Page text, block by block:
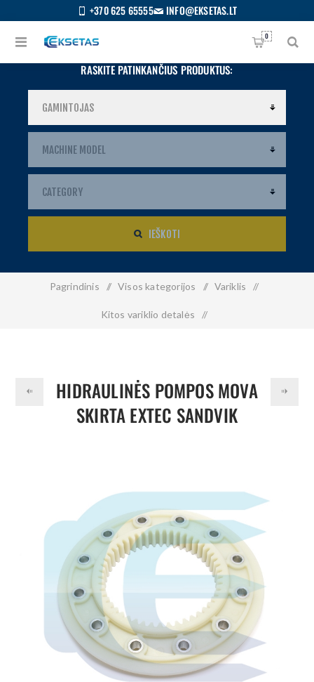
+370 625 65555 INFO@EKSETAS.LT
0
RASKITE PATINKANČIUS PRODUKTUS:
IEŠKOTI
Pagrindinis / Visos kategorijos / Variklis /
Kitos variklio detalės /
HIDRAULINĖS POMPOS MOVA
SKIRTA EXTEC SANDVIK